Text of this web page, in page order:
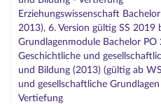
Erziehungswissenschaft
2013), 6. Version gültig SS
Grundlagenmodule Bachelor
Geschichtliche und
und Bildung (2013) (gültig ab
und gesellschaftliche
Vertiefung